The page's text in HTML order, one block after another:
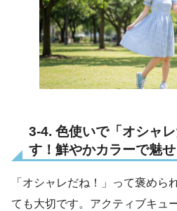
3-4. 色使いで「オシャ
す！鮮やかカラーで魅
「オシャレだね！」って褒めら
ても大切です。アクティブキュ